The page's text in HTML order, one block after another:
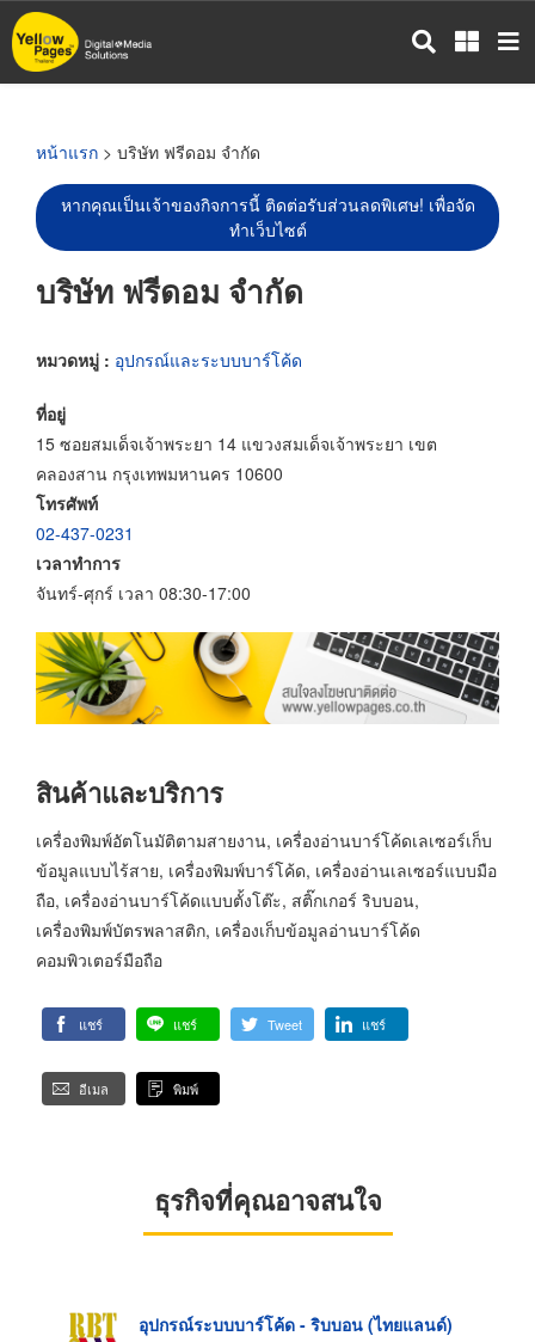
ข้าม
ไป
หน้าแรก > บริษัท ฟรีดอม จำกัด
หากคุณเป็นเจ้าของกิจการนี้ ติดต่อรับส่วนลดพิเศษ! เพื่อจัด
ทำเว็บไซต์
บริษัท ฟรีดอม จำกัด
หมวดหมู่ : อุปกรณ์และระบบบาร์โค้ด
ที่อยู่
15 ซอยสมเด็จเจ้าพระยา 14 แขวงสมเด็จเจ้าพระยา เขต
คลองสาน กรุงเทพมหานคร 10600
โทรศัพท์
02-437-0231
เวลาทำการ
จันทร์-ศุกร์ เวลา 08:30-17:00
สินค้าและบริการ
เครื่องพิมพ์อัตโนมัติตามสายงาน, เครื่องอ่านบาร์โค้ดเลเซอร์เก็บ
ข้อมูลแบบไร้สาย, เครื่องพิมพ์บาร์โค้ด, เครื่องอ่านเลเซอร์แบบมือ
ถือ, เครื่องอ่านบาร์โค้ดแบบตั้งโต๊ะ, สติ๊กเกอร์ ริบบอน,
เครื่องพิมพ์บัตรพลาสติก, เครื่องเก็บข้อมูลอ่านบาร์โค้ด
คอมพิวเตอร์มือถือ
แชร์ แชร์ Tweet แชร์
อีเมล พิมพ์
ธุรกิจที่คุณอาจสนใจ
อุปกรณ์ระบบบาร์โค้ด - ริบบอน (ไทยแลนด์)